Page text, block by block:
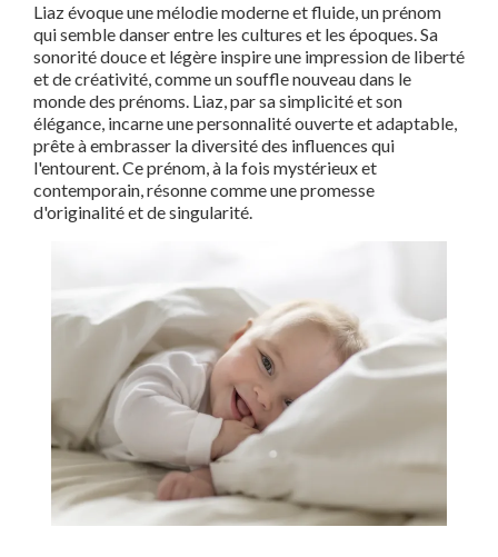
Liaz évoque une mélodie moderne et fluide, un prénom
qui semble danser entre les cultures et les époques. Sa
sonorité douce et légère inspire une impression de liberté
et de créativité, comme un souffle nouveau dans le
monde des prénoms. Liaz, par sa simplicité et son
élégance, incarne une personnalité ouverte et adaptable,
prête à embrasser la diversité des influences qui
l'entourent. Ce prénom, à la fois mystérieux et
contemporain, résonne comme une promesse
d'originalité et de singularité.